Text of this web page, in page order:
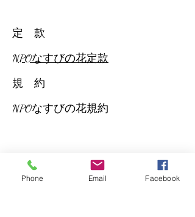
定 款
​NPOなすびの花定款
規 約
​NPOなすびの花規約
Phone Email Facebook